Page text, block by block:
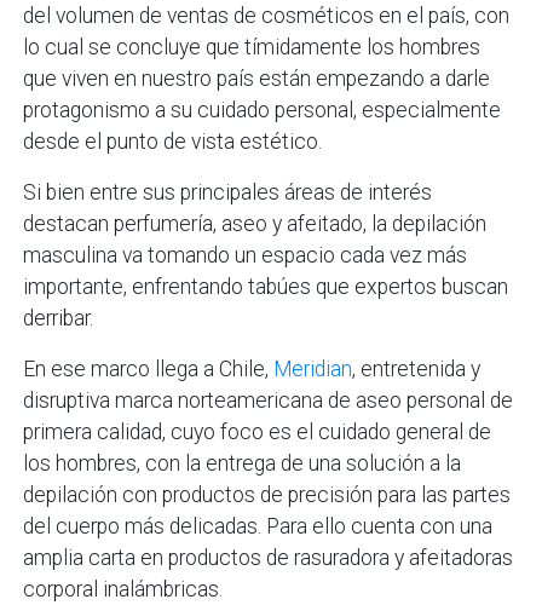
del volumen de ventas de cosméticos en el país, con
lo cual se concluye que tímidamente los hombres
que viven en nuestro país están empezando a darle
protagonismo a su cuidado personal, especialmente
desde el punto de vista estético.
Si bien entre sus principales áreas de interés
destacan perfumería, aseo y afeitado, la depilación
masculina va tomando un espacio cada vez más
importante, enfrentando tabúes que expertos buscan
derribar.
En ese marco llega a Chile, Meridian, entretenida y
disruptiva marca norteamericana de aseo personal de
primera calidad, cuyo foco es el cuidado general de
los hombres, con la entrega de una solución a la
depilación con productos de precisión para las partes
del cuerpo más delicadas. Para ello cuenta con una
amplia carta en productos de rasuradora y afeitadoras
corporal inalámbricas.